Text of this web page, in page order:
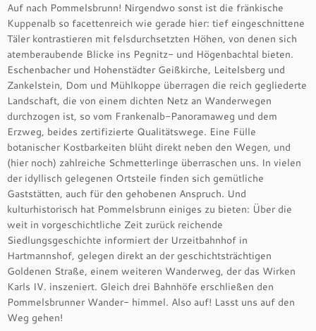
Auf nach Pommelsbrunn! Nirgendwo sonst ist die fränkische
Kuppenalb so facettenreich wie gerade hier: tief eingeschnittene
Täler kontrastieren mit felsdurchsetzten Höhen, von denen sich
atemberaubende Blicke ins Pegnitz- und Högenbachtal bieten.
Eschenbacher und Hohenstädter Geißkirche, Leitelsberg und
Zankelstein, Dom und Mühlkoppe überragen die reich gegliederte
Landschaft, die von einem dichten Netz an Wanderwegen
durchzogen ist, so vom Frankenalb-Panoramaweg und dem
Erzweg, beides zertifizierte Qualitätswege. Eine Fülle
botanischer Kostbarkeiten blüht direkt neben den Wegen, und
(hier noch) zahlreiche Schmetterlinge überraschen uns. In vielen
der idyllisch gelegenen Ortsteile finden sich gemütliche
Gaststätten, auch für den gehobenen Anspruch. Und
kulturhistorisch hat Pommelsbrunn einiges zu bieten: Über die
weit in vorgeschichtliche Zeit zurück reichende
Siedlungsgeschichte informiert der Urzeitbahnhof in
Hartmannshof, gelegen direkt an der geschichtsträchtigen
Goldenen Straße, einem weiteren Wanderweg, der das Wirken
Karls IV. inszeniert. Gleich drei Bahnhöfe erschließen den
Pommelsbrunner Wander- himmel. Also auf! Lasst uns auf den
Weg gehen!